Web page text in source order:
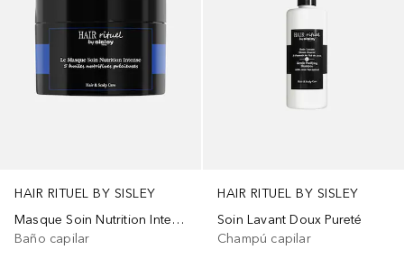
HAIR RITUEL BY SISLEY
Masque Soin Nutrition Intense
Baño capilar
HAIR RITUEL BY SISLEY
Soin Lavant Doux Pureté
Champú capilar